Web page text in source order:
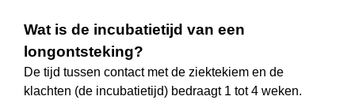
Wat is de incubatietijd van een
longontsteking?
De tijd tussen contact met de ziektekiem en de
klachten (de incubatietijd) bedraagt 1 tot 4 weken.